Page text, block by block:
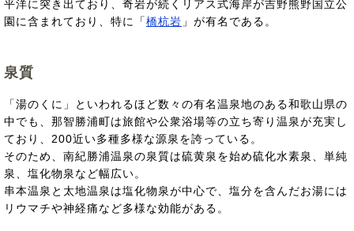
平洋に突き出ており、奇岩が続くリアス式海岸が吉野熊野国立公
園に含まれており、特に「橋杭岩 」が有名である。
泉質
「湯のくに」といわれるほど数々の有名温泉地のある和歌山県の
中でも、那智勝浦町は旅館や公衆浴場等の立ち寄り温泉が充実し
ており、200近い多種多様な源泉を誇っている。
そのため、南紀勝浦温泉の泉質は硫黄泉を始め硫化水素泉、単純
泉、塩化物泉など幅広い。
串本温泉と太地温泉は塩化物泉が中心で、塩分を含んだお湯には
リウマチや神経痛など多様な効能がある。